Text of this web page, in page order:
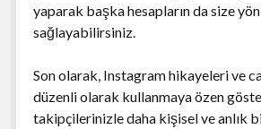
yaparak başka hesapların da size
sağlayabilirsiniz.
Son olarak, Instagram hikayeleri ve
düzenli olarak kullanmaya özen
takipçilerinizle daha kişisel ve anlık